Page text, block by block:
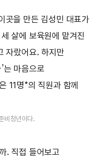
곳을 만든 김성민 대표가
살에 보육원에 맡겨진
자랐어요. 하지만
는 마음으로
11명*의 직원과 함께
비청년이다.
. 직접 들어보고